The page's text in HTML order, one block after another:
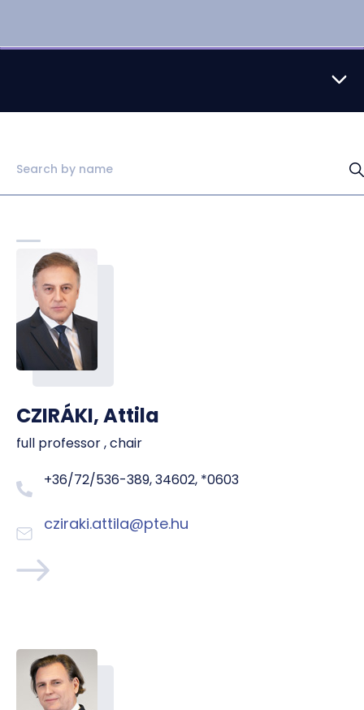
CZIRÁKI, Attila
full professor , chair
+36/72/536-389, 34602, *0603
cziraki.attila@pte.hu